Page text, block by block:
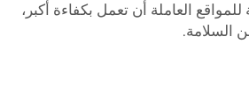
العاملة أن تعمل بكفاءة أكبر،
السلامة.